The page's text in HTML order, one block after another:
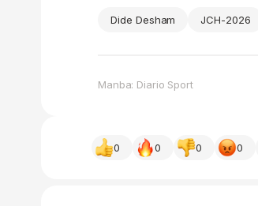
Dide Desham JCH-2026
Manba: Diario Sport
0 0 0 0